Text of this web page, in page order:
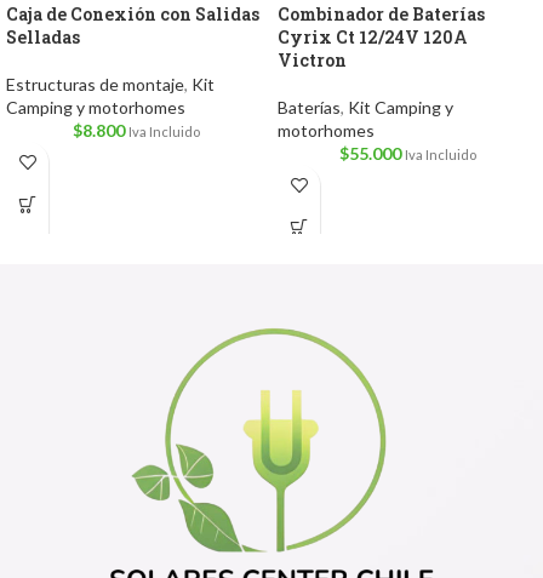
Caja de Conexión con Salidas
Selladas
Estructuras de montaje, Kit
Camping y motorhomes
$8.800 Iva Incluido
Combinador de Baterías
Cyrix Ct 12/24V 120A
Victron
Baterías, Kit Camping y
motorhomes
$55.000 Iva Incluido